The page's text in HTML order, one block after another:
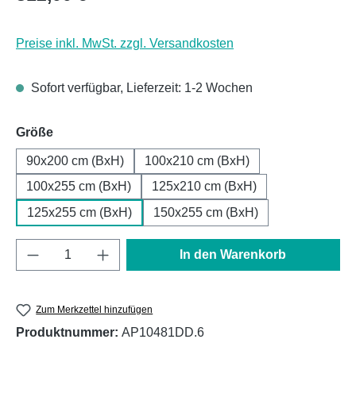
Preise inkl. MwSt. zzgl. Versandkosten
Sofort verfügbar, Lieferzeit: 1-2 Wochen
Größeauswählen
90x200 cm (BxH)
100x210 cm (BxH)
100x255 cm (BxH)
125x210 cm (BxH)
125x255 cm (BxH)
150x255 cm (BxH)
Produkt Anzahl: Gib den gewünschten
In den Warenkorb
Zum Merkzettel hinzufügen
Produktnummer: AP10481DD.6